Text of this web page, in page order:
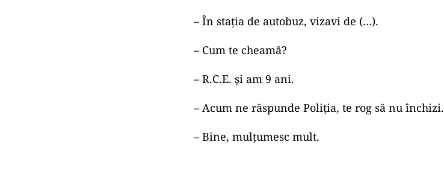
– În stația de autobuz, vizavi de (…).
– Cum te cheamă?
– R.C.E. și am 9 ani.
– Acum ne răspunde Poliția, te rog să nu închizi.
– Bine, mulțumesc mult.